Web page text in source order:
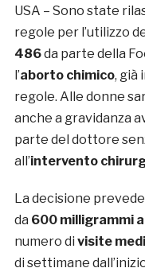
USA – Sono state
regole per l’utilizzo
486da parte della
l’aborto chimico, già
regole. Alle donne
anche a gravidanza
parte del dottore
all’intervento
La decisione
da 600 milligrammi
numero di visite
di settimane